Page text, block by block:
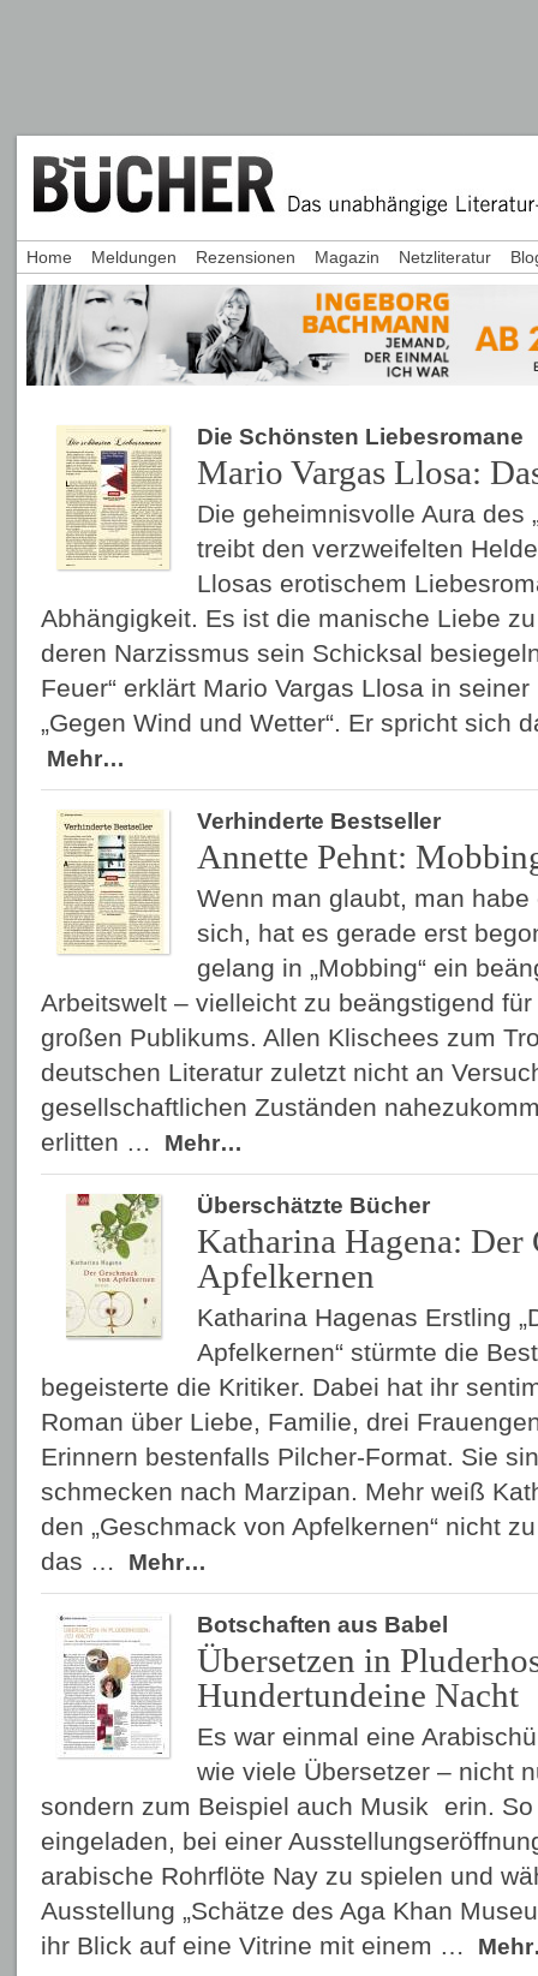
Die Schönsten Liebesromane
Mario Vargas Llosa:
Die geheimnisvolle Aura des
treibt den verzweifelten
Llosas erotischem
Abhängigkeit. Es ist die manische Liebe
deren Narzissmus sein Schicksal
Feuer“ erklärt Mario Vargas Llosa in
„Gegen Wind und Wetter“. Er spricht sich
Mehr…
Verhinderte Bestseller
Annette Pehnt:
Wenn man glaubt, man
sich, hat es gerade erst
gelang in „Mobbing“ ein
Arbeitswelt – vielleicht zu beängstigend
großen Publikums. Allen Klischees zum
deutschen Literatur zuletzt nicht an
gesellschaftlichen Zuständen
erlitten …
Mehr…
Überschätzte Bücher
Katharina Hagena: Der
Apfelkernen
Katharina Hagenas Erstling
Apfelkernen“ stürmte die
begeisterte die Kritiker. Dabei hat ihr
Roman über Liebe, Familie, drei
Erinnern bestenfalls Pilcher-Format. Sie
schmecken nach Marzipan. Mehr weiß
den „Geschmack von Apfelkernen“ nicht
das …
Mehr…
Botschaften aus Babel
Übersetzen in
Hundertundeine Nacht
Es war einmal eine
wie viele Übersetzer – nicht
sondern zum Beispiel auch Musik erin.
eingeladen, bei einer
arabische Rohrflöte Nay zu spielen und
Ausstellung „Schätze des Aga Khan
ihr Blick auf eine Vitrine mit einem …
Home Meldungen Rezensionen Magazin Netzliteratur